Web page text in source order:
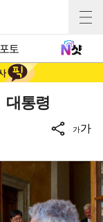
포토
대통령
가가